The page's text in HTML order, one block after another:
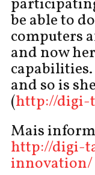
be able to
computers
and now
and so is
(http://digi-
Mais
http://digi-
innovation/